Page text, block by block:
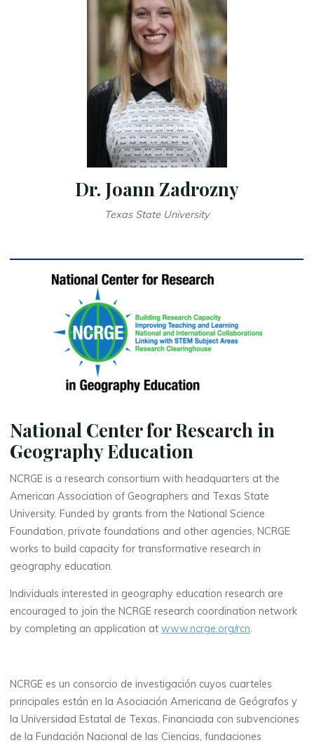
Dr. Joann Zadrozny
Texas State University
National Center for Research in
Geography Education
NCRGE is a research consortium with headquarters at the
American Association of Geographers and Texas State
University. Funded by grants from the National Science
Foundation, private foundations and other agencies, NCRGE
works to build capacity for transformative research in
geography education.
Individuals interested in geography education research are
encouraged to join the NCRGE research coordination network
by completing an application atwww.ncrge.org/rcn.
NCRGE es un consorcio de investigación cuyos cuarteles
principales están en la Asociación Americana de Geógrafos y
la Universidad Estatal de Texas. Financiada con subvenciones
de la Fundación Nacional de las Ciencias, fundaciones